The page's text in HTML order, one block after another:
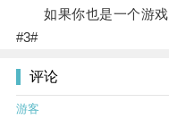
如果你也是一个游戏
#3#
评论
游客